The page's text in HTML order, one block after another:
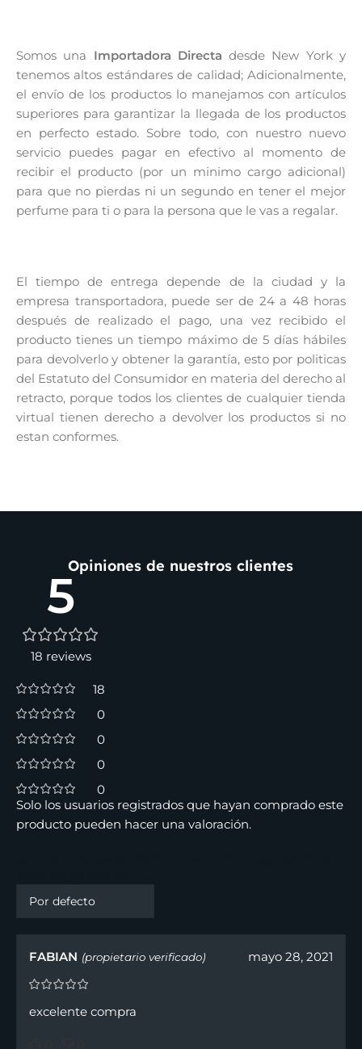
Somos una Importadora Directa desde New York y
tenemos altos estándares de calidad; Adicionalmente,
el envío de los productos lo manejamos con artículos
superiores para garantizar la llegada de los productos
en perfecto estado. Sobre todo, con nuestro nuevo
servicio puedes pagar en efectivo al momento de
recibir el producto (por un minimo cargo adicional)
para que no pierdas ni un segundo en tener el mejor
perfume para ti o para la persona que le vas a regalar.
El tiempo de entrega depende de la ciudad y la
empresa transportadora, puede ser de 24 a 48 horas
después de realizado el pago, una vez recibido el
producto tienes un tiempo máximo de 5 días hábiles
para devolverlo y obtener la garantía, esto por politicas
del Estatuto del Consumidor en materia del derecho al
retracto, porque todos los clientes de cualquier tienda
virtual tienen derecho a devolver los productos si no
estan conformes.
Opiniones de nuestros clientes
5
18 reviews
18
0
0
0
0
FABIAN (propietario verificado) mayo 28, 2021
excelente compra
Solo los usuarios registrados que hayan comprado este
producto pueden hacer una valoración.